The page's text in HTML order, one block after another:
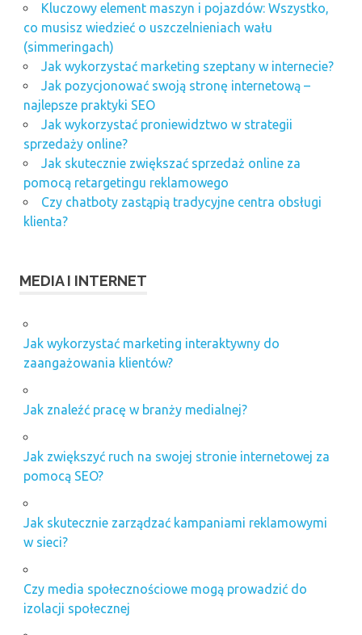
Kluczowy element maszyn i pojazdów: Wszystko,
co musisz wiedzieć o uszczelnieniach wału
(simmeringach)
Jak wykorzystać marketing szeptany w internecie?
Jak pozycjonować swoją stronę internetową –
najlepsze praktyki SEO
Jak wykorzystać proniewidztwo w strategii
sprzedaży online?
Jak skutecznie zwiększać sprzedaż online za
pomocą retargetingu reklamowego
Czy chatboty zastąpią tradycyjne centra obsługi
klienta?
MEDIA I INTERNET
Jak wykorzystać marketing interaktywny do
zaangażowania klientów?
Jak znaleźć pracę w branży medialnej?
Jak zwiększyć ruch na swojej stronie internetowej za
pomocą SEO?
Jak skutecznie zarządzać kampaniami reklamowymi
w sieci?
Czy media społecznościowe mogą prowadzić do
izolacji społecznej